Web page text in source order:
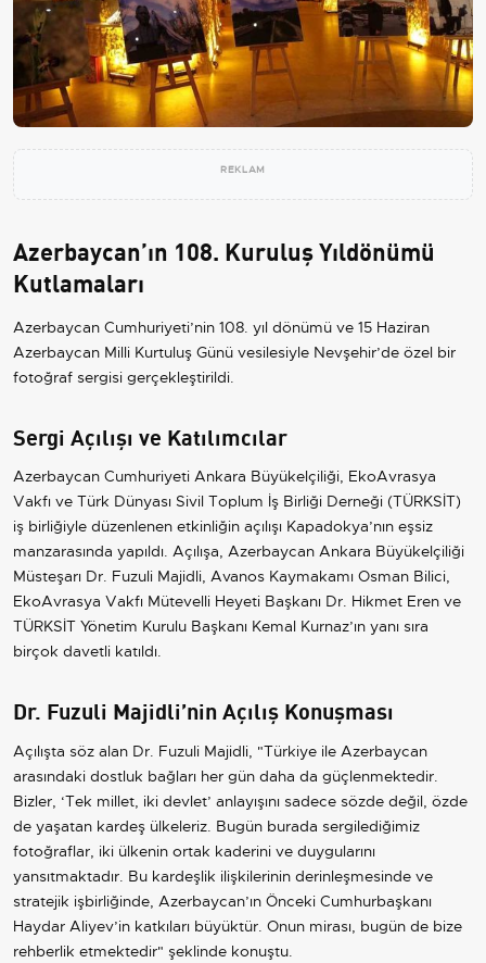
REKLAM
Azerbaycan’ın 108. Kuruluş Yıldönümü
Kutlamaları
Azerbaycan Cumhuriyeti’nin 108. yıl dönümü ve 15 Haziran
Azerbaycan Milli Kurtuluş Günü vesilesiyle Nevşehir’de özel bir
fotoğraf sergisi gerçekleştirildi.
Sergi Açılışı ve Katılımcılar
Azerbaycan Cumhuriyeti Ankara Büyükelçiliği, EkoAvrasya
Vakfı ve Türk Dünyası Sivil Toplum İş Birliği Derneği (TÜRKSİT)
iş birliğiyle düzenlenen etkinliğin açılışı Kapadokya’nın eşsiz
manzarasında yapıldı. Açılışa, Azerbaycan Ankara Büyükelçiliği
Müsteşarı Dr. Fuzuli Majidli, Avanos Kaymakamı Osman Bilici,
EkoAvrasya Vakfı Mütevelli Heyeti Başkanı Dr. Hikmet Eren ve
TÜRKSİT Yönetim Kurulu Başkanı Kemal Kurnaz’ın yanı sıra
birçok davetli katıldı.
Dr. Fuzuli Majidli’nin Açılış Konuşması
Açılışta söz alan Dr. Fuzuli Majidli, "Türkiye ile Azerbaycan
arasındaki dostluk bağları her gün daha da güçlenmektedir.
Bizler, ‘Tek millet, iki devlet’ anlayışını sadece sözde değil, özde
de yaşatan kardeş ülkeleriz. Bugün burada sergilediğimiz
fotoğraflar, iki ülkenin ortak kaderini ve duygularını
yansıtmaktadır. Bu kardeşlik ilişkilerinin derinleşmesinde ve
stratejik işbirliğinde, Azerbaycan’ın Önceki Cumhurbaşkanı
Haydar Aliyev’in katkıları büyüktür. Onun mirası, bugün de bize
rehberlik etmektedir" şeklinde konuştu.